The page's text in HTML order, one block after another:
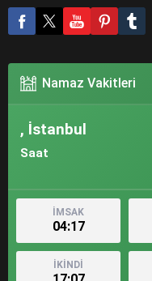
Namaz Vakitleri
, İstanbul
Saat
İMSAK
04:17
İKİNDİ